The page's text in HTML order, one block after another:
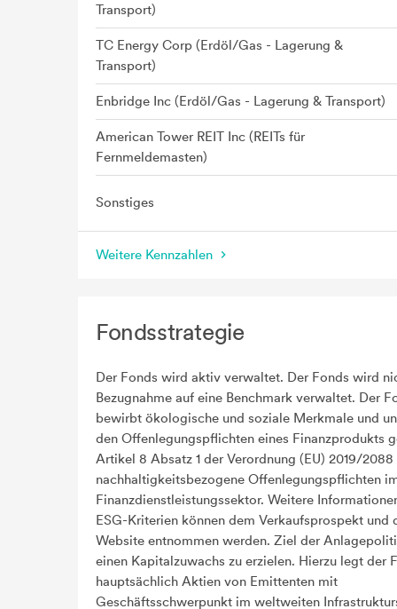
Transport)
TC Energy Corp (Erdöl/Gas - Lagerung &
Transport)
Enbridge Inc (Erdöl/Gas - Lagerung & Transport)
American Tower REIT Inc (REITs für
Fernmeldemasten)
Sonstiges
Weitere Kennzahlen
Fondsstrategie
Der Fonds wird aktiv verwaltet. Der Fonds wird
Bezugnahme auf eine Benchmark verwaltet. Der
bewirbt ökologische und soziale Merkmale und
den Offenlegungspflichten eines Finanzprodukts
Artikel 8 Absatz 1 der Verordnung (EU) 2019/2088
nachhaltigkeitsbezogene Offenlegungspflichten
Finanzdienstleistungssektor. Weitere
ESG-Kriterien können dem Verkaufsprospekt und
Website entnommen werden. Ziel der
einen Kapitalzuwachs zu erzielen. Hierzu legt der
hauptsächlich Aktien von Emittenten mit
Geschäftsschwerpunkt im weltweiten